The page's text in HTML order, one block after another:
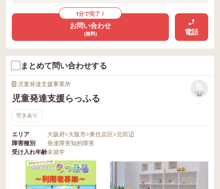
1分で完了！
お問い合わせ
(無料) 電話
まとめて問い合わせする
児童発達支援事業所
児童発達支援らっふる
リストに
保存
空きあり
エリア 大阪府>大阪市>東住吉区>北田辺
障害種別
発達障害知的障害
受け入れ年齢未就学